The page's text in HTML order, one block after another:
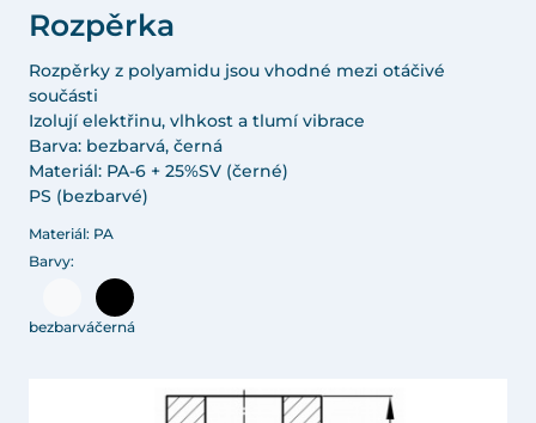
Rozpěrka
Rozpěrky z polyamidu jsou vhodné mezi otáčivé
součásti
Izolují elektřinu, vlhkost a tlumí vibrace
Barva: bezbarvá, černá
Materiál: PA-6 + 25%SV (černé)
PS (bezbarvé)
Materiál: PA
Barvy:
bezbarváčerná